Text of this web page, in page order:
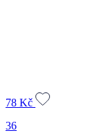
78 Kč
36